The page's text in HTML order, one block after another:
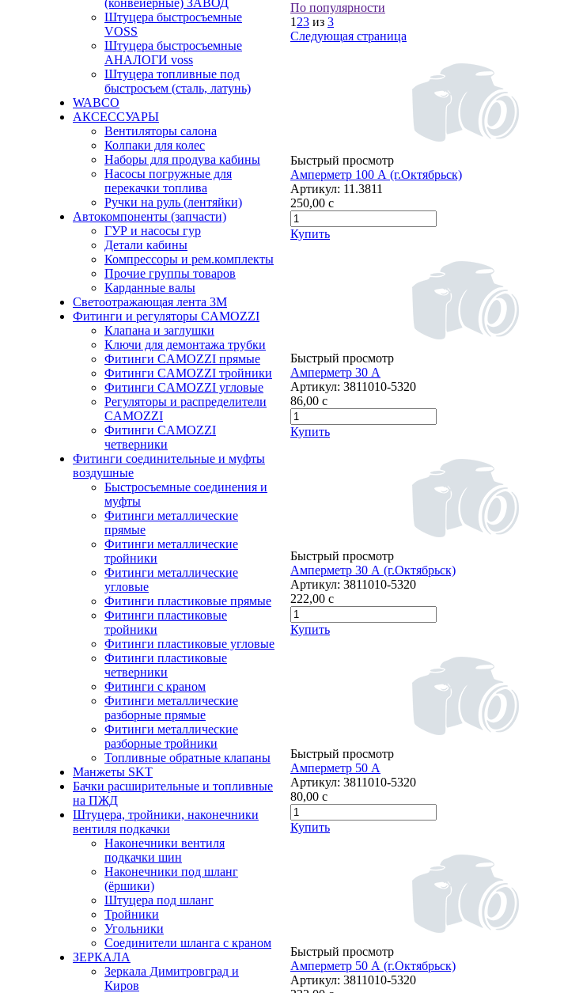
(конвейерные) ЗАВОД
Штуцера быстросъемные
VOSS
Штуцера быстросъемные
АНАЛОГИ voss
Штуцера топливные под
быстросъем (сталь, латунь)
WABCO
АКСЕССУАРЫ
Вентиляторы салона
Колпаки для колес
Наборы для продува кабины
Насосы погружные для
перекачки топлива
Ручки на руль (лентяйки)
Автокомпоненты (запчасти)
ГУР и насосы гур
Детали кабины
Компрессоры и рем.комплекты
Прочие группы товаров
Карданные валы
Светоотражающая лента 3М
Фитинги и регуляторы CAMOZZI
Клапана и заглушки
Ключи для демонтажа трубки
Фитинги CAMOZZI прямые
Фитинги CAMOZZI тройники
Фитинги CAMOZZI угловые
Регуляторы и распределители
CAMOZZI
Фитинги CAMOZZI
четверники
Фитинги соединительные и муфты
воздушные
Быстросъемные соединения и
муфты
Фитинги металлические
прямые
Фитинги металлические
тройники
Фитинги металлические
угловые
Фитинги пластиковые прямые
Фитинги пластиковые
тройники
Фитинги пластиковые угловые
Фитинги пластиковые
четверники
Фитинги с краном
Фитинги металлические
разборные прямые
Фитинги металлические
разборные тройники
Топливные обратные клапаны
Манжеты SKT
Бачки расширительные и топливные
на ПЖД
Штуцера, тройники, наконечники
вентиля подкачки
Наконечники вентиля
подкачки шин
Наконечники под шланг
(ёршики)
Штуцера под шланг
Тройники
Угольники
Соединители шланга с краном
ЗЕРКАЛА
Зеркала Димитровград и
Киров
По популярности
1 23 из 3
Следующая страница
Быстрый просмотр
Амперметр 100 А (г.Октябрьск)
Артикул: 11.3811
250,00 c
Купить
Быстрый просмотр
Амперметр 30 А
Артикул: 3811010-5320
86,00 c
Купить
Быстрый просмотр
Амперметр 30 А (г.Октябрьск)
Артикул: 3811010-5320
222,00 c
Купить
Быстрый просмотр
Амперметр 50 А
Артикул: 3811010-5320
80,00 c
Купить
Быстрый просмотр
Амперметр 50 А (г.Октябрьск)
Артикул: 3811010-5320